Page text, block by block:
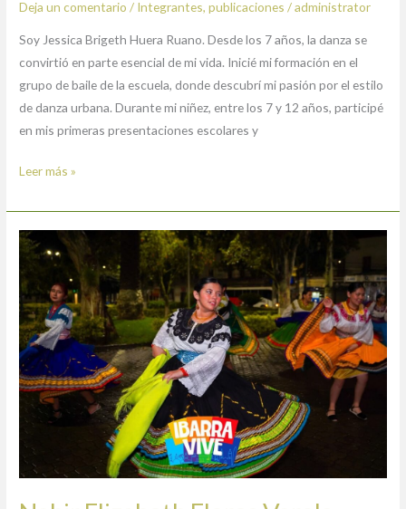
Deja un comentario / Integrantes,publicaciones /administrator
Soy Jessica Brigeth Huera Ruano. Desde los 7 años, la danza se
convirtió en parte esencial de mi vida. Inicié mi formación en el
grupo de baile de la escuela, donde descubrí mi pasión por el estilo
de danza urbana. Durante mi niñez, entre los 7 y 12 años, participé
en mis primeras presentaciones escolares y
Leer más »
Nahir
Elizabeth
Flores
Varela.
Integrante.